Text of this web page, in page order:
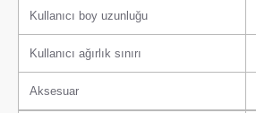
Kullanıcı boy uzunluğu
Kullanıcı ağırlık sınırı
Aksesuar